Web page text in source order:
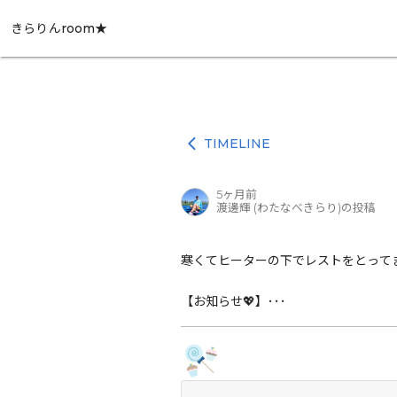
きらりんroom★
arrow_back_ios TIMELINE
5ヶ月前
渡邊輝 (わたなべきらり)の投稿
寒くてヒーターの下でレストをとって
【お知らせ💖】･･･